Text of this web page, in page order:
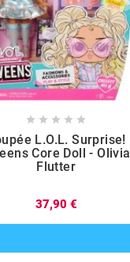
    
L.O.L. Surprise!
Core Doll - Olivia
Flutter
37,90 €